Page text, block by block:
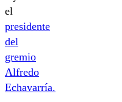
el
presidente
del
gremio
Alfredo
Echavarría.